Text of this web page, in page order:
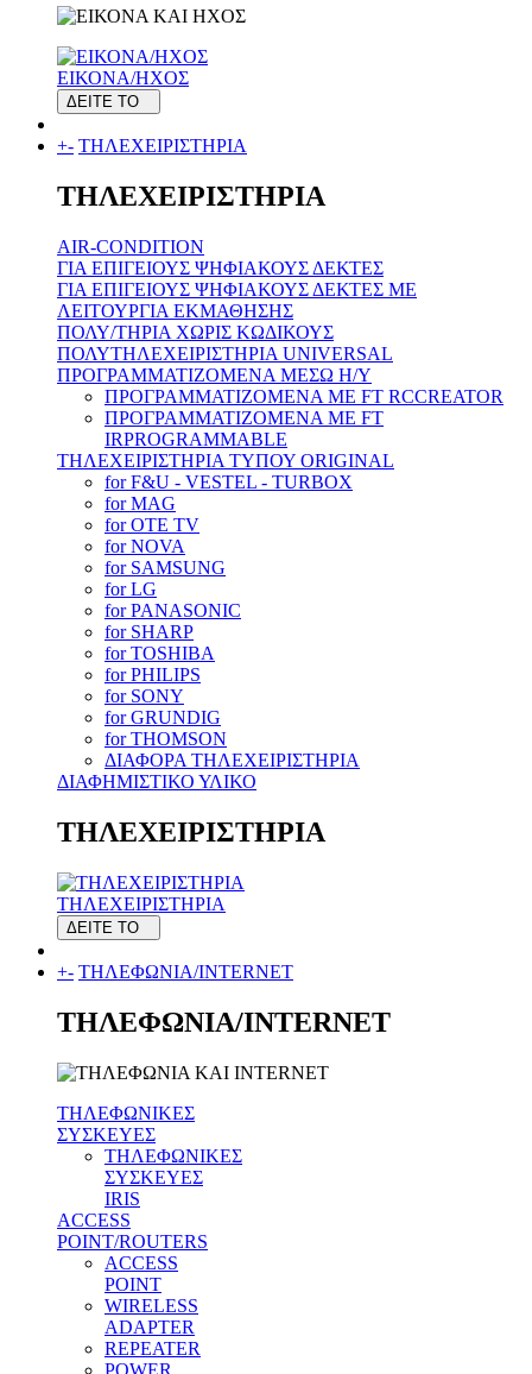
ΕΙΚΟΝΑ/ΗΧΟΣ
ΔΕΙΤΕ ΤΟ
+- ΤΗΛΕΧΕΙΡΙΣΤΗΡΙΑ
ΤΗΛΕΧΕΙΡΙΣΤΗΡΙΑ
AIR-CONDITION
ΓΙΑ ΕΠΙΓΕΙΟΥΣ ΨΗΦΙΑΚΟΥΣ ΔΕΚΤΕΣ
ΓΙΑ ΕΠΙΓΕΙΟΥΣ ΨΗΦΙΑΚΟΥΣ ΔΕΚΤΕΣ ΜΕ
ΛΕΙΤΟΥΡΓΙΑ ΕΚΜΑΘΗΣΗΣ
ΠΟΛΥ/ΤΗΡΙΑ ΧΩΡΙΣ ΚΩΔΙΚΟΥΣ
ΠΟΛΥΤΗΛΕΧΕΙΡΙΣΤΗΡΙΑ UNIVERSAL
ΠΡΟΓΡΑΜΜΑΤΙΖΟΜΕΝΑ ΜΕΣΩ H/Y
ΠΡΟΓΡΑΜΜΑΤΙΖΟΜΕΝΑ ΜΕ FT RCCREATOR
ΠΡΟΓΡΑΜΜΑΤΙΖΟΜΕΝΑ ΜΕ FT
IRPROGRAMMABLE
ΤΗΛΕΧΕΙΡΙΣΤΗΡΙΑ ΤΥΠΟΥ ORIGINAL
for F&U - VESTEL - TURBOX
for MAG
for OTE TV
for NOVA
for SAMSUNG
for LG
for PANASONIC
for SHARP
for TOSHIBA
for PHILIPS
for SONY
for GRUNDIG
for THOMSON
ΔΙΑΦΟΡΑ ΤΗΛΕΧΕΙΡΙΣΤΗΡΙΑ
ΔΙΑΦΗΜΙΣΤΙΚΟ ΥΛΙΚΟ
ΤΗΛΕΧΕΙΡΙΣΤΗΡΙΑ
ΤΗΛΕΧΕΙΡΙΣΤΗΡΙΑ
ΔΕΙΤΕ ΤΟ
+- ΤΗΛΕΦΩΝΙΑ/INTERNET
ΤΗΛΕΦΩΝΙΑ/INTERNET
ΤΗΛΕΦΩΝΙΚΕΣ
ΣΥΣΚΕΥΕΣ
ΤΗΛΕΦΩΝΙΚΕΣ
ΣΥΣΚΕΥΕΣ
IRIS
ACCESS
POINT/ROUTERS
ACCESS
POINT
WIRELESS
ADAPTER
REPEATER
POWER